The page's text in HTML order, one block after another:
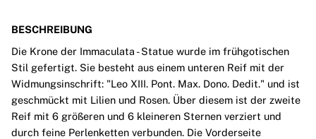
BESCHREIBUNG
Die Krone der Immaculata - Statue wurde im frühgotischen
Stil gefertigt. Sie besteht aus einem unteren Reif mit der
Widmungsinschrift: "Leo XIII. Pont. Max. Dono. Dedit." und ist
geschmückt mit Lilien und Rosen. Über diesem ist der zweite
Reif mit 6 größeren und 6 kleineren Sternen verziert und
durch feine Perlenketten verbunden. Die Vorderseite